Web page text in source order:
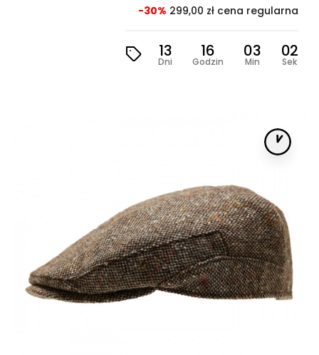
-30% 299,00 zł cena regularna
13
Dni
16
Godzin
03
Min
00
Sek